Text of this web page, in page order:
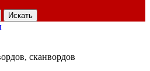
сканвордов